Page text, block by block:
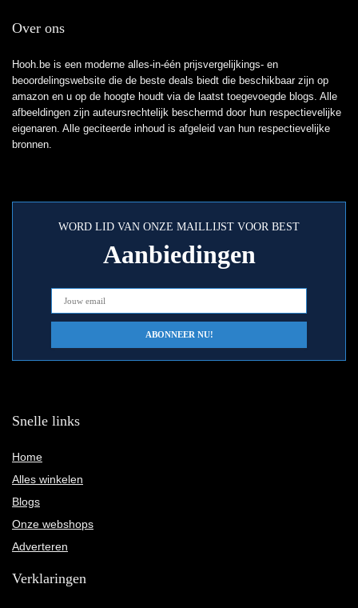
Over ons
Hooh.be is een moderne alles-in-één prijsvergelijkings- en
beoordelingswebsite die de beste deals biedt die beschikbaar zijn op
amazon en u op de hoogte houdt via de laatst toegevoegde blogs. Alle
afbeeldingen zijn auteursrechtelijk beschermd door hun respectievelijke
eigenaren. Alle geciteerde inhoud is afgeleid van hun respectievelijke
bronnen.
WORD LID VAN ONZE MAILLIJST VOOR BEST
Aanbiedingen
Snelle links
Home
Alles winkelen
Blogs
Onze webshops
Adverteren
Verklaringen